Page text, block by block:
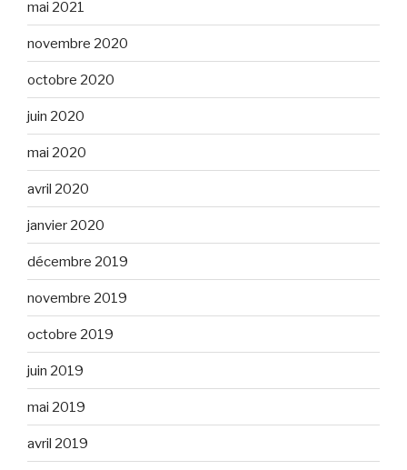
mai 2021
novembre 2020
octobre 2020
juin 2020
mai 2020
avril 2020
janvier 2020
décembre 2019
novembre 2019
octobre 2019
juin 2019
mai 2019
avril 2019